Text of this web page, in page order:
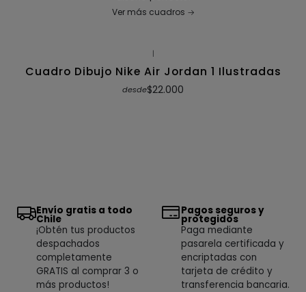
Ver más cuadros
|
Cuadro Dibujo Nike Air Jordan 1 Ilustradas
desde$22.000
Envío gratis a todo
Chile
¡Obtén tus productos
despachados
completamente
GRATIS al comprar 3 o
más productos!
Pagos seguros y
protegidos
Paga mediante
pasarela certificada y
encriptadas con
tarjeta de crédito y
transferencia bancaria.